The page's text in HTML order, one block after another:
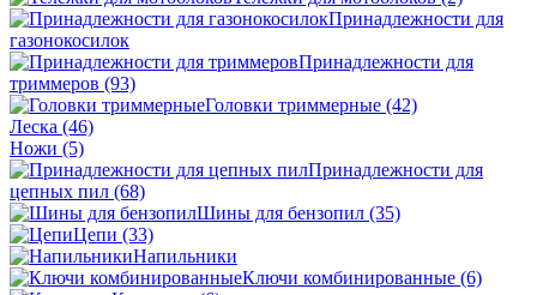
Принадлежности для
газонокосилок
Принадлежности для
триммеров (93)
Головки триммерные (42)
Леска (46)
Ножи (5)
Принадлежности для
цепных пил (68)
Шины для бензопил (35)
Цепи (33)
Напильники
Ключи комбинированные (6)